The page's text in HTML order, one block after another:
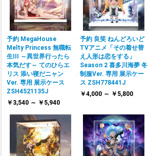
予約 MegaHouse
Melty Princess 無職転
生III ～異世界行ったら
本気だす～ てのひらエ
リス 添い寝だニャン
Ver. 専用 展示ケース
ZSH4521135J
￥3,540 ～ ￥5,940
予約 良笑 ねんどろいど
TVアニメ「その着せ替
え人形は恋をする」
Season 2 喜多川海夢 冬
制服Ver. 専用 展示ケー
ス ZSH778441J
￥4,000 ～ ￥5,800